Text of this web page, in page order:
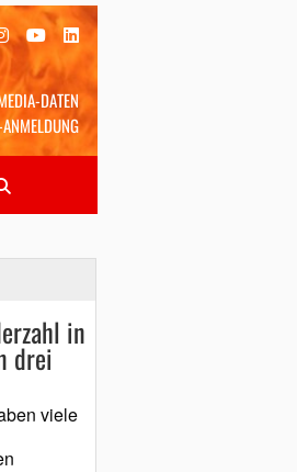
DATEN
in
drei
viele